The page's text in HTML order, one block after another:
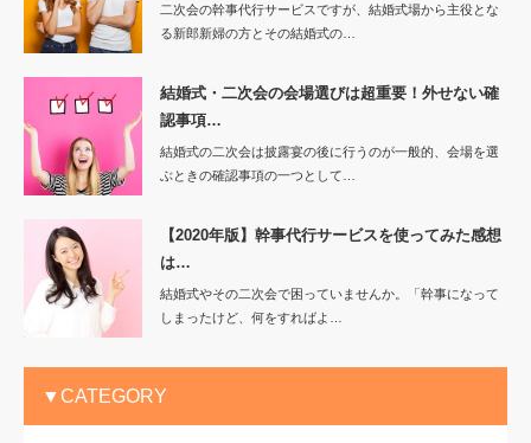
二次会の幹事代行サービスですが、結婚式場から主役とな
る新郎新婦の方とその結婚式の…
結婚式・二次会の会場選びは超重要！外せない確
認事項…
結婚式の二次会は披露宴の後に行うのが一般的、会場を選
ぶときの確認事項の一つとして…
【2020年版】幹事代行サービスを使ってみた感想
は…
結婚式やその二次会で困っていませんか。「幹事になって
しまったけど、何をすればよ…
▼CATEGORY